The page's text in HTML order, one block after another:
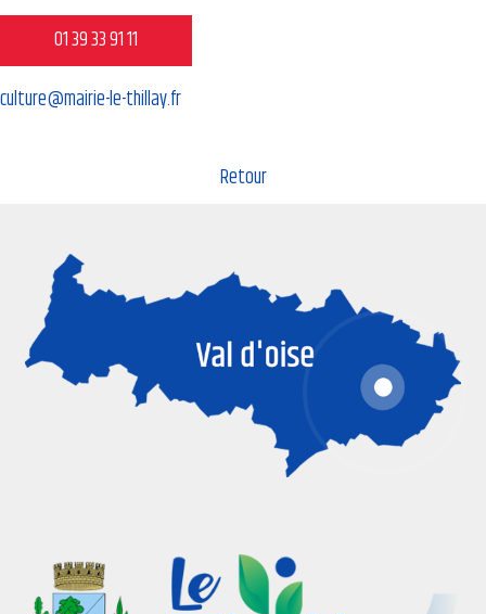
01 39 33 91 11
culture@mairie-le-thillay.fr
Retour